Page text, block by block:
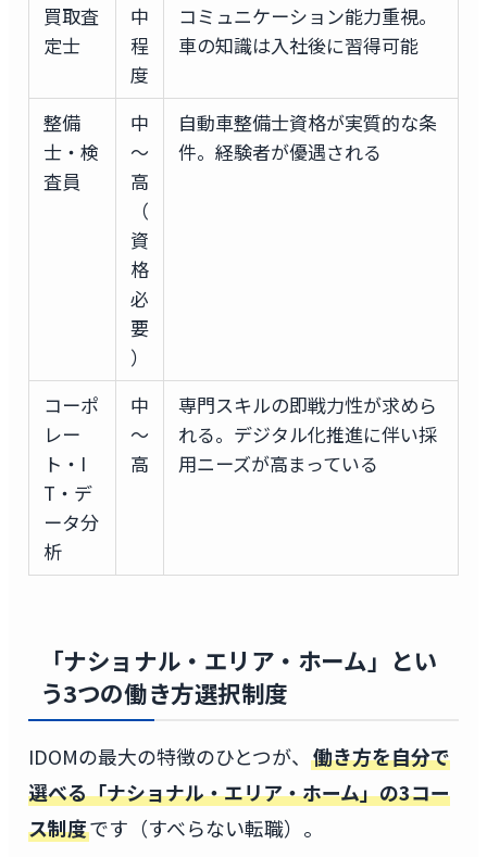
買取査
定士
中
程
度
コミュニケーション能力重視。
車の知識は入社後に習得可能
整備
士・検
査員
中
〜
高
（
資
格
必
要
）
自動車整備士資格が実質的な条
件。経験者が優遇される
コーポ
レー
ト・I
T・デ
ータ分
析
中
〜
高
専門スキルの即戦力性が求めら
れる。デジタル化推進に伴い採
用ニーズが高まっている
「ナショナル・エリア・ホーム」とい
う3つの働き方選択制度
IDOMの最大の特徴のひとつが、 働き方を自分で
選べる「ナショナル・エリア・ホーム」の3コー
ス制度です（すべらない転職）。